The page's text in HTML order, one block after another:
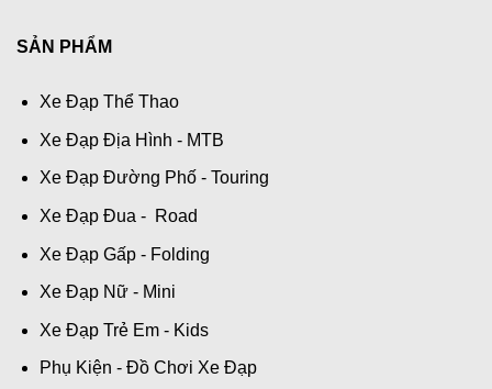
SẢN PHẨM
Xe Đạp Thể Thao
Xe Đạp Địa Hình - MTB
Xe Đạp Đường Phố - Touring
Xe Đạp Đua - Road
Xe Đạp Gấp - Folding
Xe Đạp Nữ - Mini
Xe Đạp Trẻ Em - Kids
Phụ Kiện - Đồ Chơi Xe Đạp